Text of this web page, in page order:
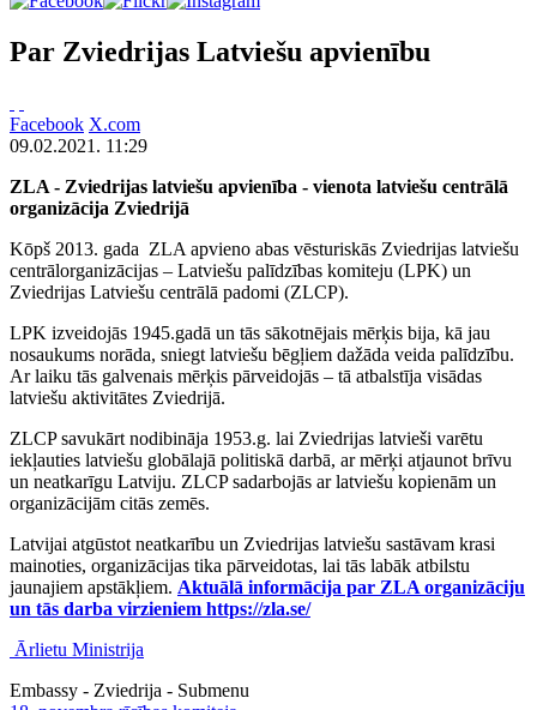
Par Zviedrijas Latviešu apvienību
Facebook X.com
09.02.2021. 11:29
ZLA - Zviedrijas latviešu apvienība - vienota latviešu centrālā
organizācija Zviedrijā
Kōpš 2013. gada ZLA apvieno abas vēsturiskās Zviedrijas latviešu
centrālorganizācijas – Latviešu palīdzības komiteju (LPK) un
Zviedrijas Latviešu centrālā padomi (ZLCP).
LPK izveidojās 1945.gadā un tās sākotnējais mērķis bija, kā jau
nosaukums norāda, sniegt latviešu bēgļiem dažāda veida palīdzību.
Ar laiku tās galvenais mērķis pārveidojās – tā atbalstīja visādas
latviešu aktivitātes Zviedrijā.
ZLCP savukārt nodibināja 1953.g. lai Zviedrijas latvieši varētu
iekļauties latviešu globālajā politiskā darbā, ar mērķi atjaunot brīvu
un neatkarīgu Latviju. ZLCP sadarbojās ar latviešu kopienām un
organizācijām citās zemēs.
Latvijai atgūstot neatkarību un Zviedrijas latviešu sastāvam krasi
mainoties, organizācijas tika pārveidotas, lai tās labāk atbilstu
jaunajiem apstākļiem. Aktuālā informācija par ZLA organizāciju
un tās darba virzieniem https://zla.se/
Ārlietu Ministrija
Embassy - Zviedrija - Submenu